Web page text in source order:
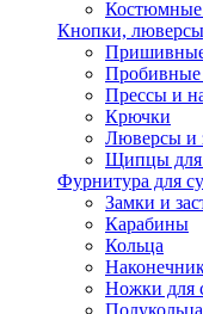
Кнопки,
Пробивные
Прессы и
Крючки
Люверсы и
Щипцы для
Фурнитура для
Замки и
Карабины
Кольца
Ножки для
Полукольца